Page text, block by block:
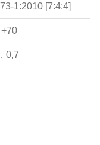
1:2010 [7:4:4]
0,7